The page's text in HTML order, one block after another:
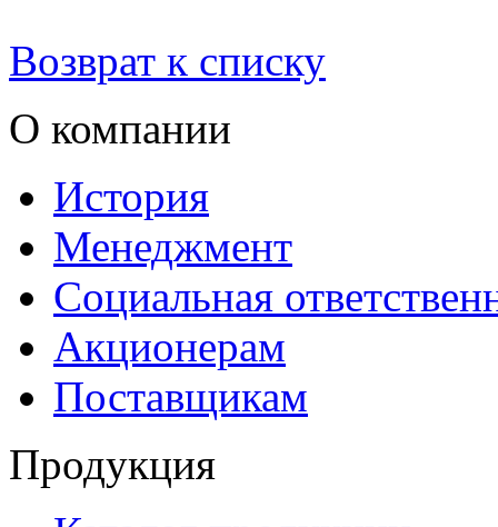
Возврат к списку
О компании
История
Менеджмент
Социальная
Акционерам
Поставщикам
Продукция